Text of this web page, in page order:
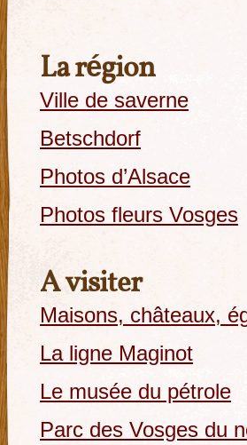
La région
Ville de saverne
Betschdorf
Photos d’Alsace
Photos fleurs Vosges
A visiter
Maisons, châteaux,
La ligne Maginot
Le musée du pétrole
Parc des Vosges du